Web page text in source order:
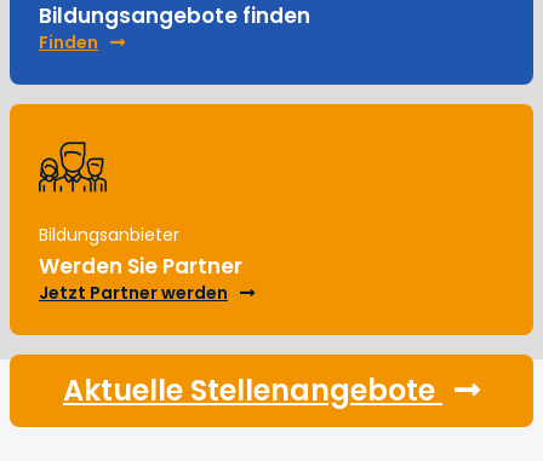
Bildungsangebote finden
Finden
Bildungsanbieter
Werden Sie Partner
Jetzt Partner werden
Aktuelle Stellenangebote